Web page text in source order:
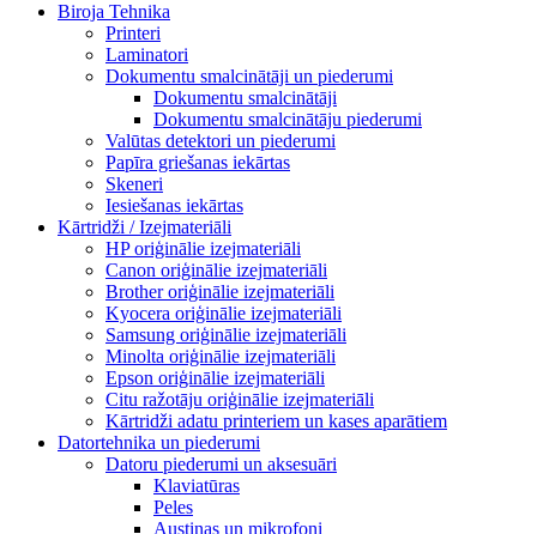
Biroja Tehnika
Printeri
Laminatori
Dokumentu smalcinātāji un piederumi
Dokumentu smalcinātāji
Dokumentu smalcinātāju piederumi
Valūtas detektori un piederumi
Papīra griešanas iekārtas
Skeneri
Iesiešanas iekārtas
Kārtridži / Izejmateriāli
HP oriģinālie izejmateriāli
Canon oriģinālie izejmateriāli
Brother oriģinālie izejmateriāli
Kyocera oriģinālie izejmateriāli
Samsung oriģinālie izejmateriāli
Minolta oriģinālie izejmateriāli
Epson oriģinālie izejmateriāli
Citu ražotāju oriģinālie izejmateriāli
Kārtridži adatu printeriem un kases aparātiem
Datortehnika un piederumi
Datoru piederumi un aksesuāri
Klaviatūras
Peles
Austiņas un mikrofoni